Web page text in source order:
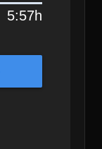
5:57h